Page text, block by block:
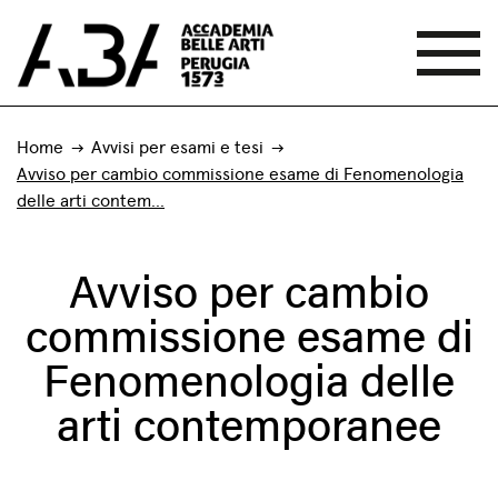
Home
Avvisi per esami e tesi
Avviso per cambio commissione esame di Fenomenologia
delle arti contem...
Avviso per cambio
commissione esame di
Fenomenologia delle
arti contemporanee